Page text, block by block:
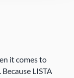
it comes to
LISTA